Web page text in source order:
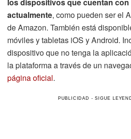
actualmente, como pueden ser el
de Amazon. También está
móviles y tabletas iOS y Android.
dispositivo que no tenga la
la plataforma a través de un
página oficial.